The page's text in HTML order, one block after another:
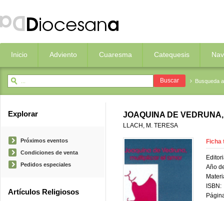
Inicio Adviento Cuaresma Catequesis
Busqueda
Explorar
Próximos eventos
Condiciones de venta
Pedidos especiales
Artículos Religiosos
JOAQUINA DE
LLACH, M. TERESA
Ficha
Año
ISBN: